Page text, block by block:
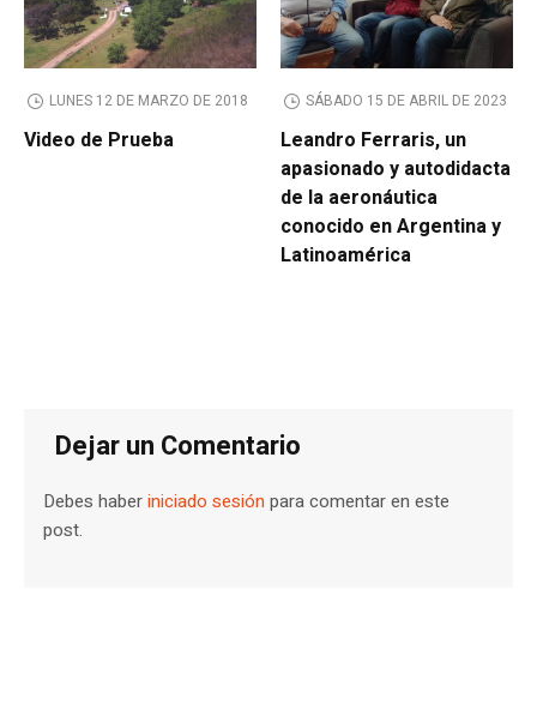
LUNES 12 DE MARZO DE 2018
Video de Prueba
SÁBADO 15 DE ABRIL DE 2023
Leandro Ferraris, un
apasionado y autodidacta
de la aeronáutica
conocido en Argentina y
Latinoamérica
Dejar un Comentario
Debes haberiniciado sesión para comentar en este
post.